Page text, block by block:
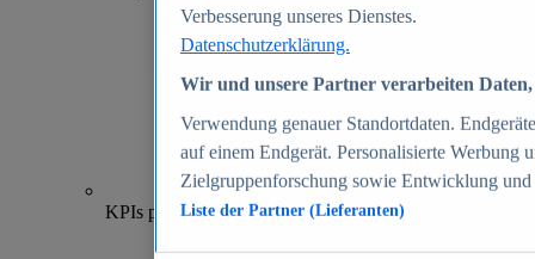
70+
KPIs pro Shop
Verbesserung unseres Dienstes.
Datenschutzerklärung.
Wir und unsere Partner verarbeiten
Verwendung genauer Standortdaten.
auf einem Endgerät. Personalisierte Werbung
Zielgruppenforschung sowie Entwicklung
Liste der Partner (Lieferanten)